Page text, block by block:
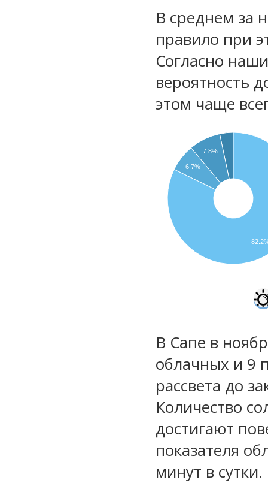
В среднем за
правило при
Согласно
вероятность
этом чаще
7.8%
6.7%
В Сапе в
облачных и 9
рассвета до
Количество
достигают
показателя
минут в сутки.